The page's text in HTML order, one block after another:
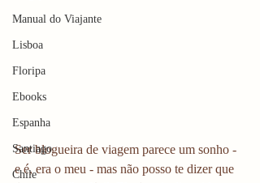
Manual do Viajante
Lisboa
Floripa
Ebooks
Espanha
Santiago
Chile
Ser blogueira de viagem parece um sonho -
e é, era o meu - mas não posso te dizer que